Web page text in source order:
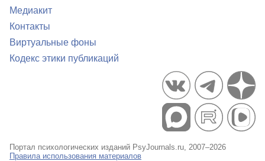
Медиакит
Контакты
Виртуальные фоны
Кодекс этики публикаций
Портал психологических изданий PsyJournals.ru, 2007–2026
Правила использования материалов